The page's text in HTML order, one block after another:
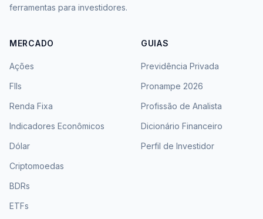
ferramentas para investidores.
MERCADO
Ações
FIIs
Renda Fixa
Indicadores Econômicos
Dólar
Criptomoedas
BDRs
ETFs
GUIAS
Previdência Privada
Pronampe 2026
Profissão de Analista
Dicionário Financeiro
Perfil de Investidor